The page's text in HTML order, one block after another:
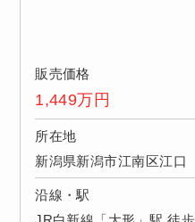
販売価格
1,449万円
所在地
新潟県新潟市江南区江口
沿線・駅